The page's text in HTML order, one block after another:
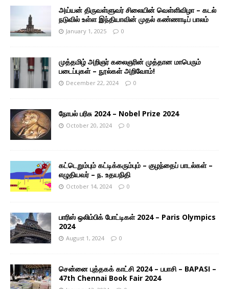
அய்யன் திருவள்ளுவர் சிலையின் வெள்ளிவிழா – கடல்
நடுவில் உள்ள இந்தியாவின் முதல் கண்ணாடிப் பாலம்
January 1, 2025 0
முத்தமிழ் அறிஞர் கலைஞரின் முத்தான மாபெரும்
படைப்புகள் – நூல்கள் அறிவோம்!
December 22, 2024 0
நோபல் பரிசு 2024 – Nobel Prize 2024
October 20, 2024 0
கட்டெறும்பும் கட்டிக்கரும்பும் – குழந்தைப் பாடல்கள் –
எழுதியவர் – ந. உதயநிதி
October 14, 2024 0
பாரிஸ் ஒலிம்பிக் போட்டிகள் 2024 – Paris Olympics
2024
August 1, 2024 0
சென்னை புத்தகக் காட்சி 2024 – பபாசி – BAPASI –
47th Chennai Book Fair 2024